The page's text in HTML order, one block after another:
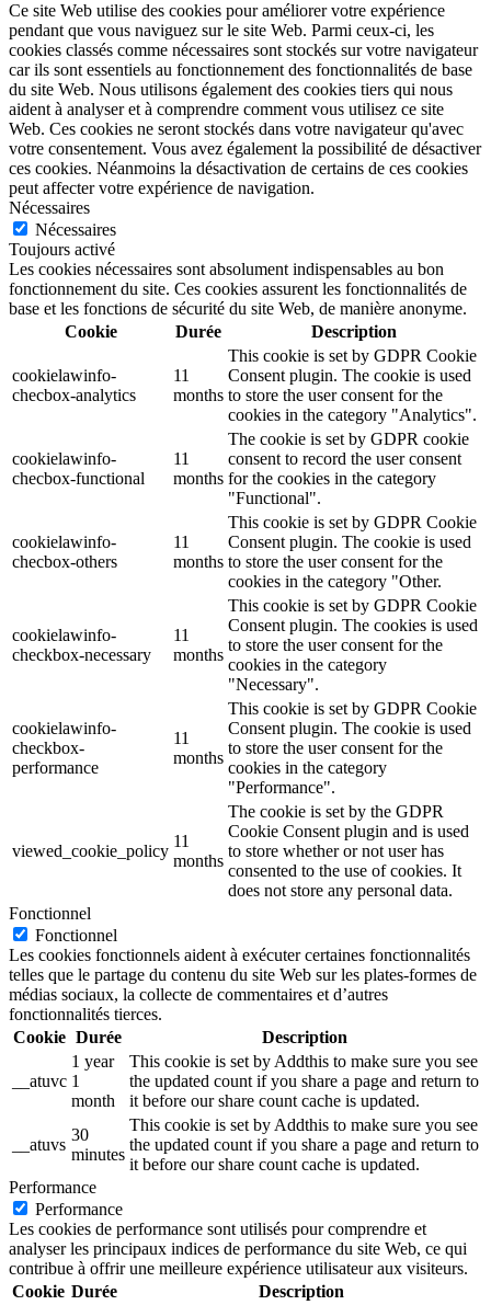
Ce site Web utilise des cookies pour améliorer votre expérience
pendant que vous naviguez sur le site Web. Parmi ceux-ci, les
cookies classés comme nécessaires sont stockés sur votre navigateur
car ils sont essentiels au fonctionnement des fonctionnalités de base
du site Web. Nous utilisons également des cookies tiers qui nous
aident à analyser et à comprendre comment vous utilisez ce site
Web. Ces cookies ne seront stockés dans votre navigateur qu'avec
votre consentement. Vous avez également la possibilité de désactiver
ces cookies. Néanmoins la désactivation de certains de ces cookies
peut affecter votre expérience de navigation.
Nécessaires
Nécessaires
Toujours activé
Les cookies nécessaires sont absolument indispensables au bon
fonctionnement du site. Ces cookies assurent les fonctionnalités de
base et les fonctions de sécurité du site Web, de manière anonyme.
Cookie
Durée Description
cookielawinfo-
checbox-analytics
11
months
This cookie is set by GDPR Cookie
Consent plugin. The cookie is used
to store the user consent for the
cookies in the category "Analytics".
cookielawinfo-
checbox-functional
11
months
The cookie is set by GDPR cookie
consent to record the user consent
for the cookies in the category
"Functional".
cookielawinfo-
checbox-others
11
months
This cookie is set by GDPR Cookie
Consent plugin. The cookie is used
to store the user consent for the
cookies in the category "Other.
cookielawinfo-
checkbox-necessary
11
months
This cookie is set by GDPR Cookie
Consent plugin. The cookies is used
to store the user consent for the
cookies in the category
"Necessary".
cookielawinfo-
checkbox-
performance
11
months
This cookie is set by GDPR Cookie
Consent plugin. The cookie is used
to store the user consent for the
cookies in the category
"Performance".
viewed_cookie_policy
11
months
The cookie is set by the GDPR
Cookie Consent plugin and is used
to store whether or not user has
consented to the use of cookies. It
does not store any personal data.
Fonctionnel
Fonctionnel
Les cookies fonctionnels aident à exécuter certaines fonctionnalités
telles que le partage du contenu du site Web sur les plates-formes de
médias sociaux, la collecte de commentaires et d’autres
fonctionnalités tierces.
Cookie Durée Description
__atuvc
1 year
1
month
This cookie is set by Addthis to make sure you see
the updated count if you share a page and return to
it before our share count cache is updated.
__atuvs
30
minutes
This cookie is set by Addthis to make sure you see
the updated count if you share a page and return to
it before our share count cache is updated.
Performance
Performance
Les cookies de performance sont utilisés pour comprendre et
analyser les principaux indices de performance du site Web, ce qui
contribue à offrir une meilleure expérience utilisateur aux visiteurs.
Cookie Durée Description